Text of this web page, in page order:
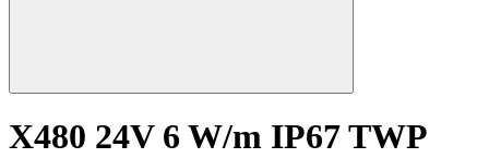
X480 24V 6 W/m IP67 TWP